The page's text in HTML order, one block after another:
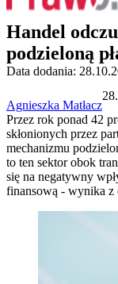
Handel
podzieloną
Data dodania:
Agnieszka Matłacz
Przez rok ponad 42
skłonionych przez
mechanizmu
to ten sektor obok
się na negatywny
finansową - wynika